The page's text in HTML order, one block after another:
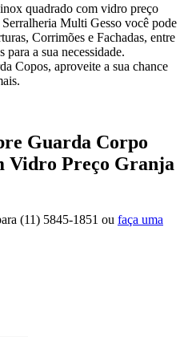
quadrado com vidro preço
Multi Gesso você pode
Corrimões e Fachadas, entre
para a sua necessidade.
Copos, aproveite a sua chance
Guarda Corpo
Vidro Preço Granja
(11) 5845-1851 ou faça uma